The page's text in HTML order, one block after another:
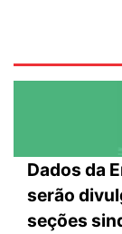
Dados da
serão
seções